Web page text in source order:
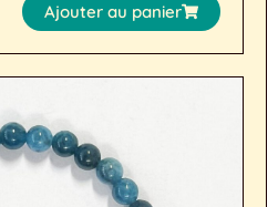
Ajouter au panier